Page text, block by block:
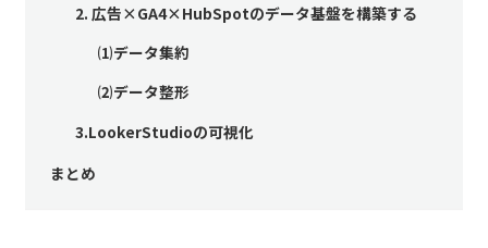
2. 広告×GA4×HubSpotのデータ基盤を構築する
⑴データ集約
⑵データ整形
3.LookerStudioの可視化
まとめ